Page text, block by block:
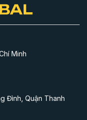
Minh
Đình, Quận Thanh